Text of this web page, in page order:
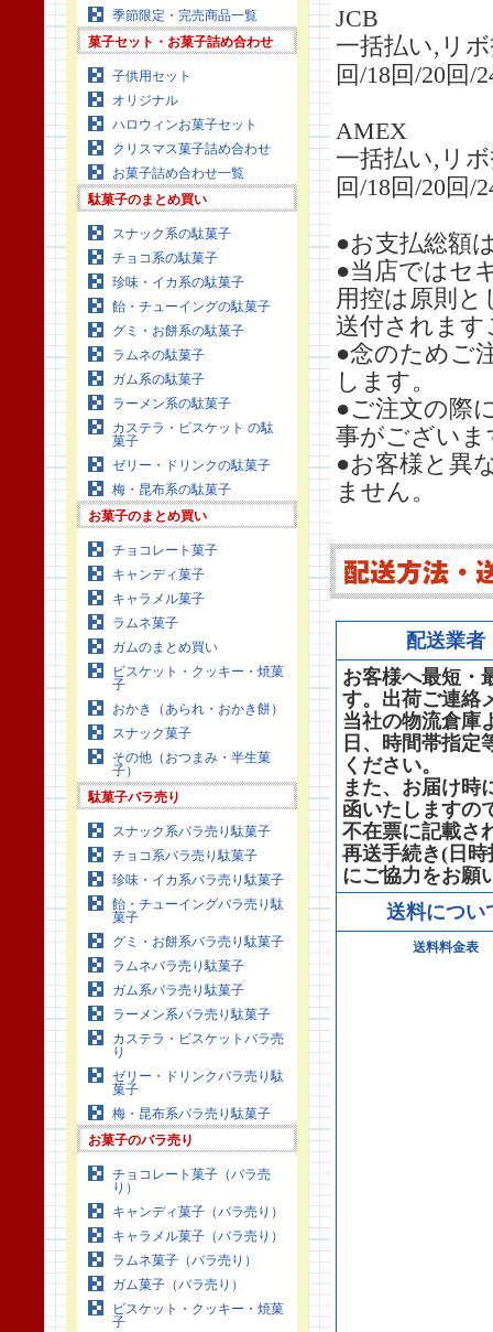
季節限定・完売商品一覧
菓子セット・お菓子詰め合わせ
子供用セット
オリジナル
ハロウィンお菓子セット
クリスマス菓子詰め合わせ
お菓子詰め合わせ一覧
駄菓子のまとめ買い
スナック系の駄菓子
チョコ系の駄菓子
珍味・イカ系の駄菓子
飴・チューイングの駄菓子
グミ・お餅系の駄菓子
ラムネの駄菓子
ガム系の駄菓子
ラーメン系の駄菓子
カステラ・ビスケット の駄
菓子
ゼリー・ドリンクの駄菓子
梅・昆布系の駄菓子
お菓子のまとめ買い
チョコレート菓子
キャンディ菓子
キャラメル菓子
ラムネ菓子
ガムのまとめ買い
ビスケット・クッキー・焼菓
子
おかき（あられ・おかき餅）
スナック菓子
その他（おつまみ・半生菓
子）
駄菓子バラ売り
スナック系バラ売り駄菓子
チョコ系バラ売り駄菓子
珍味・イカ系バラ売り駄菓子
飴・チューイングバラ売り駄
菓子
グミ・お餅系バラ売り駄菓子
ラムネバラ売り駄菓子
ガム系バラ売り駄菓子
ラーメン系バラ売り駄菓子
カステラ・ビスケットバラ売
り
ゼリー・ドリンクバラ売り駄
菓子
梅・昆布系バラ売り駄菓子
お菓子のバラ売り
チョコレート菓子（バラ売
り）
キャンディ菓子（バラ売り）
キャラメル菓子（バラ売り）
ラムネ菓子（バラ売り）
ガム菓子（バラ売り）
ビスケット・クッキー・焼菓
子
JCB
一括払い,リ
回/18回/20回/
AMEX
一括払い,リ
回/18回/20回/
●お支払総額
●当店ではセ
用控は原則
送付されます
●念のためご
します。
●ご注文の際
事がございま
●お客様と異
ません。
配送業者
お客様へ最短・
す。出荷ご連絡
当社の物流倉庫
日、時間帯指定
ください。
また、お届け時
函いたしますの
不在票に記載さ
再送手続き(日
にご協力をお願
送料につい
送料料金表